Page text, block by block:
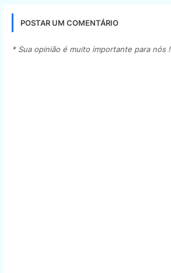
POSTAR UM COMENTÁRIO
* Sua opinião é muito importante para nós !